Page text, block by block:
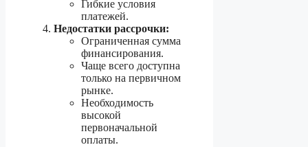
Гибкие условия
платежей.
Недостатки рассрочки:
Ограниченная сумма
финансирования.
Чаще всего доступна
только на первичном
рынке.
Необходимость
высокой
первоначальной
оплаты.